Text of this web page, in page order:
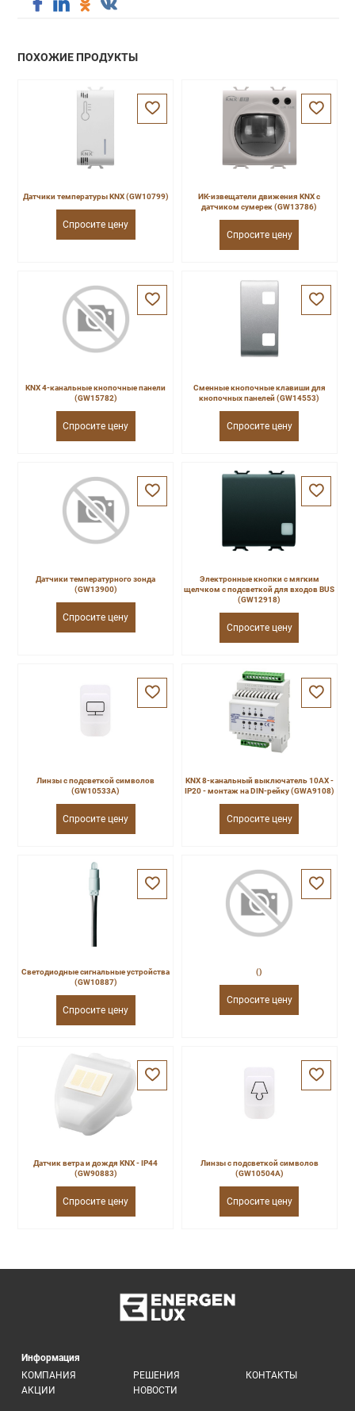
ПОХОЖИЕ ПРОДУКТЫ
Датчики температуры KNX (GW10799)
Спросите цену
ИК-извещатели движения KNX с
датчиком сумерек (GW13786)
Спросите цену
KNX 4-канальные кнопочные панели
(GW15782)
Спросите цену
Сменные кнопочные клавиши для
кнопочных панелей (GW14553)
Спросите цену
Датчики температурного зонда
(GW13900)
Спросите цену
Электронные кнопки с мягким
щелчком с подсветкой для входов BUS
(GW12918)
Спросите цену
Линзы с подсветкой символов
(GW10533A)
Спросите цену
KNX 8-канальный выключатель 10AX -
IP20 - монтаж на DIN-рейку (GWA9108)
Спросите цену
Светодиодные сигнальные устройства
(GW10887)
Спросите цену
()
Спросите цену
Датчик ветра и дождя KNX - IP44
(GW90883)
Спросите цену
Линзы с подсветкой символов
(GW10504A)
Спросите цену
Информация
КОМПАНИЯ
АКЦИИ
РЕШЕНИЯ
НОВОСТИ
КОНТАКТЫ